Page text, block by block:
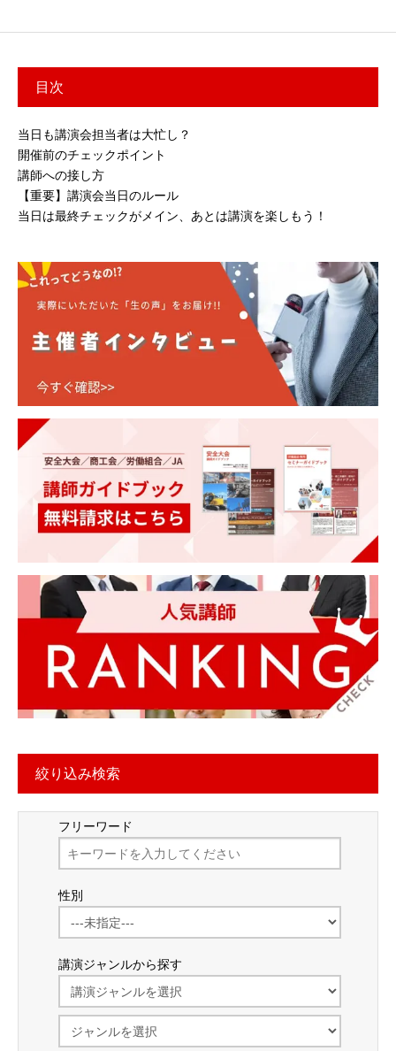
目次
当日も講演会担当者は大忙し？
開催前のチェックポイント
講師への接し方
【重要】講演会当日のルール
当日は最終チェックがメイン、あとは講演を楽しもう！
絞り込み検索
フリーワード
性別
講演ジャンルから探す